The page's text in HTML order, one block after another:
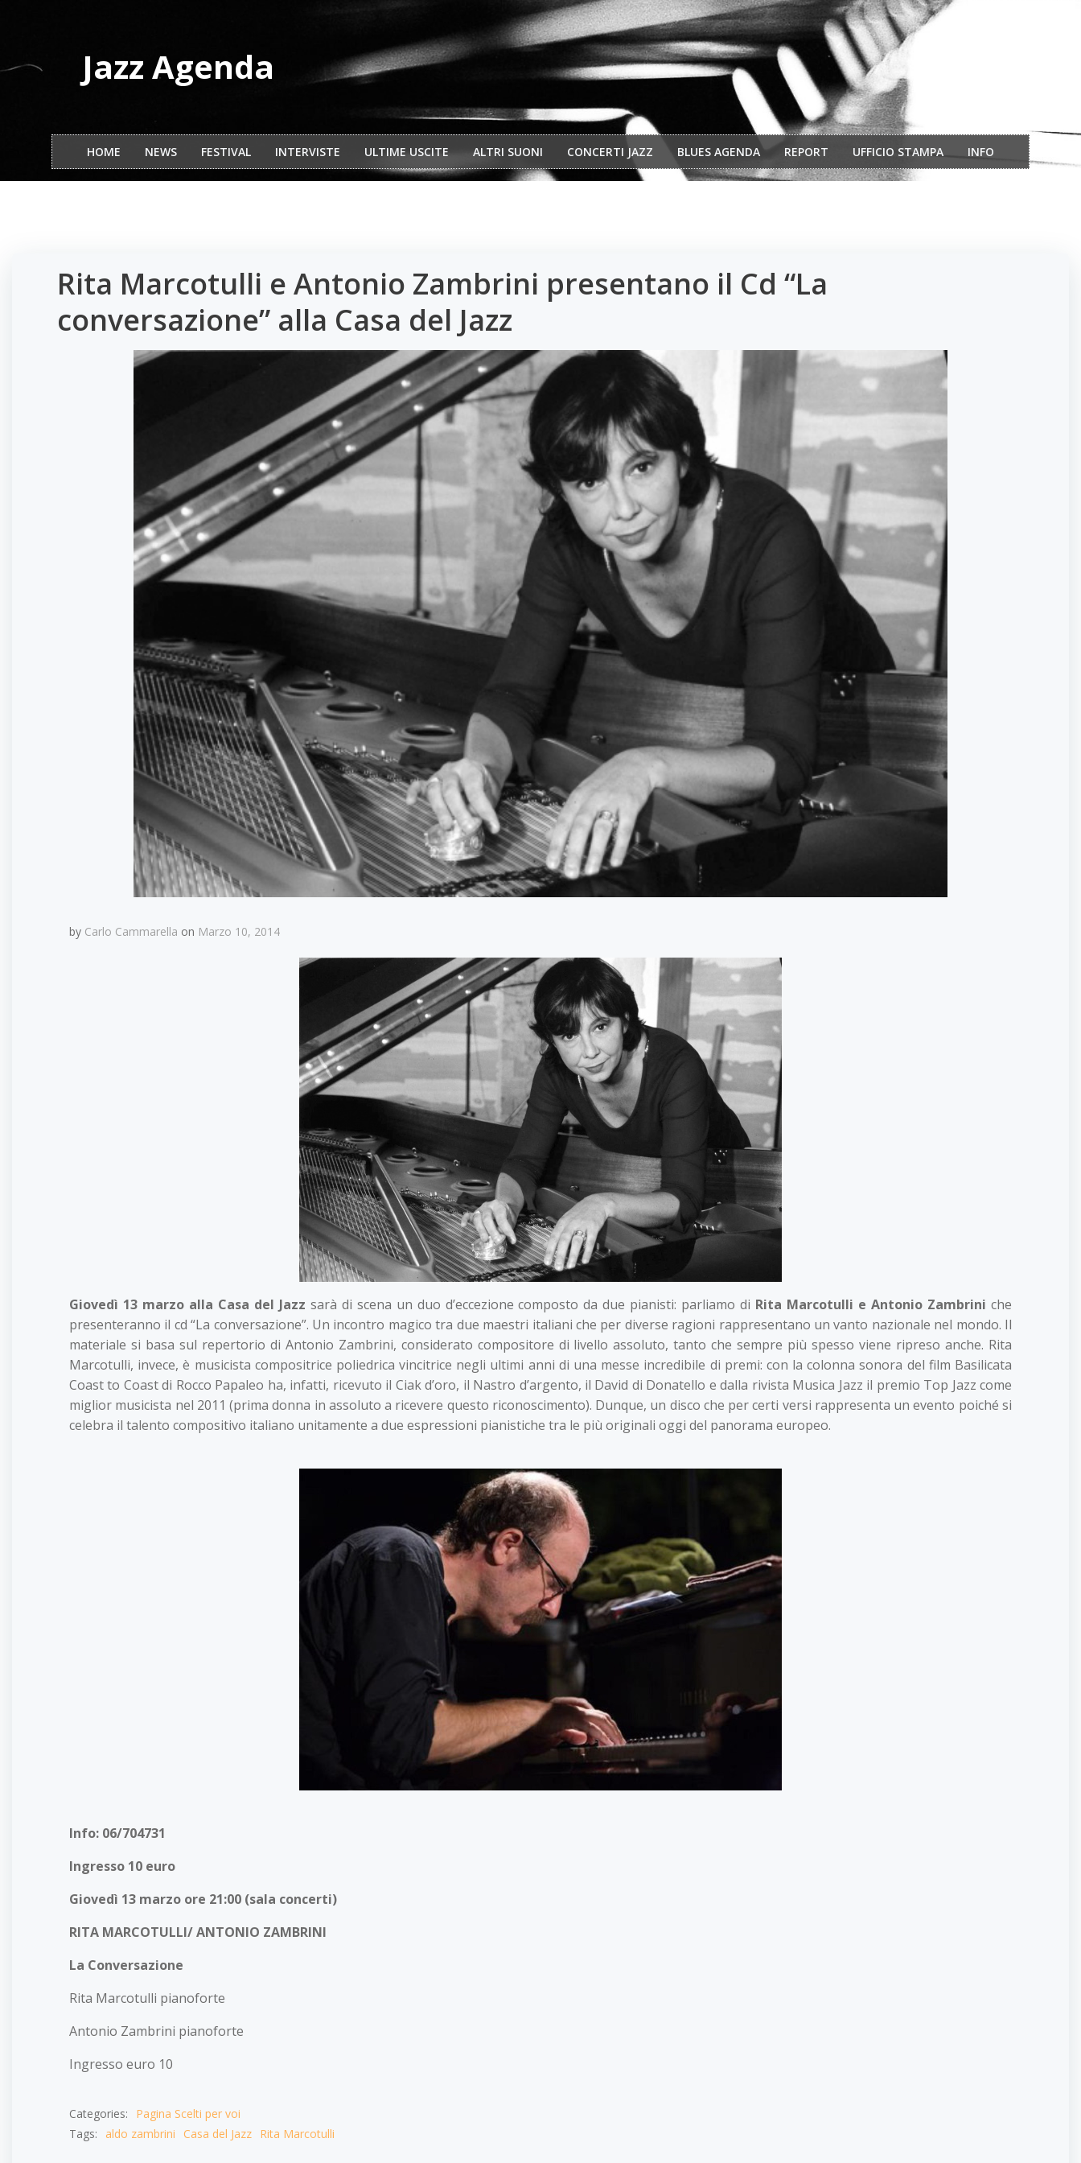
Jazz Agenda
HOME NEWS FESTIVAL INTERVISTE ULTIME USCITE ALTRI SUONI CONCERTI JAZZ BLUES AGENDA REPORT UFFICIO STAMPA INFO
Rita Marcotulli e Antonio Zambrini presentano il Cd “La
conversazione” alla Casa del Jazz
by Carlo Cammarella on Marzo 10, 2014
Giovedì 13 marzo alla Casa del Jazz sarà di scena un duo d’eccezione composto da due pianisti: parliamo di Rita Marcotulli e Antonio Zambrini che
presenteranno il cd “La conversazione”. Un incontro magico tra due maestri italiani che per diverse ragioni rappresentano un vanto nazionale nel mondo. Il
materiale si basa sul repertorio di Antonio Zambrini, considerato compositore di livello assoluto, tanto che sempre più spesso viene ripreso anche. Rita
Marcotulli, invece, è musicista compositrice poliedrica vincitrice negli ultimi anni di una messe incredibile di premi: con la colonna sonora del film Basilicata
Coast to Coast di Rocco Papaleo ha, infatti, ricevuto il Ciak d’oro, il Nastro d’argento, il David di Donatello e dalla rivista Musica Jazz il premio Top Jazz come
miglior musicista nel 2011 (prima donna in assoluto a ricevere questo riconoscimento). Dunque, un disco che per certi versi rappresenta un evento poiché si
celebra il talento compositivo italiano unitamente a due espressioni pianistiche tra le più originali oggi del panorama europeo.
Info: 06/704731
Ingresso 10 euro
Giovedì 13 marzo ore 21:00 (sala concerti)
RITA MARCOTULLI/ ANTONIO ZAMBRINI
La Conversazione
Rita Marcotulli pianoforte
Antonio Zambrini pianoforte
Ingresso euro 10
Categories:
Pagina Scelti per voi
Tags:
aldo zambrini Casa del Jazz Rita Marcotulli